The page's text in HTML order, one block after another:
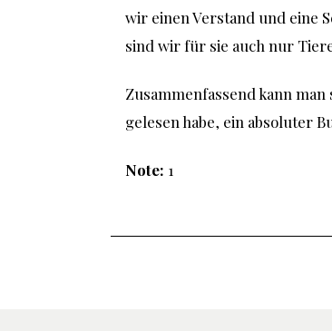
wir einen Verstand und eine
sind wir für sie auch nur
Zusammenfassend kann
gelesen habe, ein absoluter
Note: 1